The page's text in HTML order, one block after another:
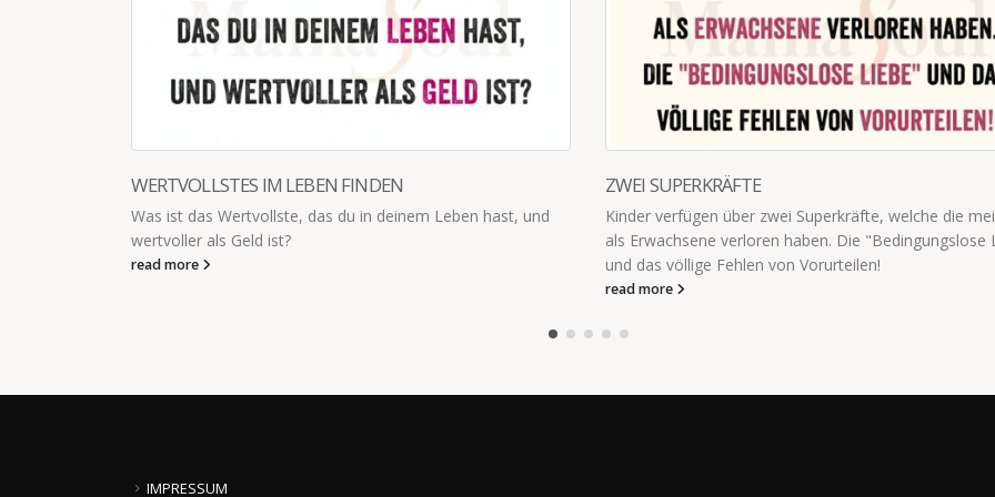
ZWEI SUPERKRÄFTE
Kinder verfügen über zwei Superkräfte, welche die meisten
als Erwachsene verloren haben. Die "Bedingungslose Liebe"
und das völlige Fehlen von Vorurteilen!
ANSONSTEN SIND WIR EINE NORMALE FAMILIE